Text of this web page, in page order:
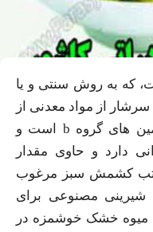
که به روش سنتی و یا
از مواد معدنی از
جمله آهن، پتاسیم، کلسیم و ویتامین‌ های گروه b است و
دارد و حاوی مقدار
کشمش سبز مرغوب
شیرینی مصنوعی برای
میوه خشک خوشمزه در